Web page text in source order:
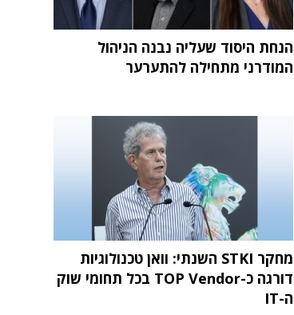
הנחת היסוד שעליה נבנה הניהול
המודרני מתחילה להתערער
מחקר STKI השנתי: וואן טכנולוגיות
דורגה כ-TOP Vendor בכל תחומי שוק
ה-IT